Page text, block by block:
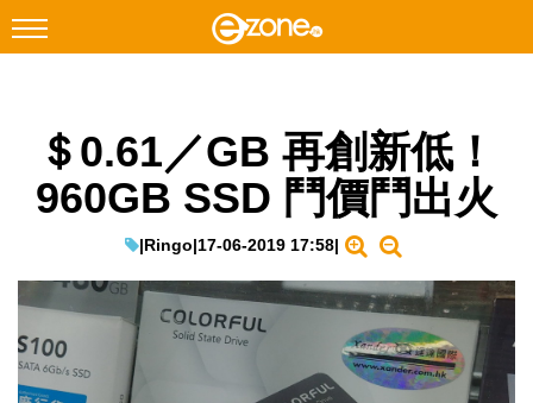
Facebook Instagram
科技焦點
遊戲動漫
教學評測
EduTech
＄0.61／GB 再創新低！
960GB SSD 鬥價鬥出火
|Ringo|17-06-2019 17:58|